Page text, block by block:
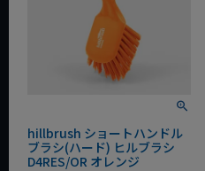
hillbrush ショートハンドル
ブラシ(ハード) ヒルブラシ
D4RES/OR オレンジ